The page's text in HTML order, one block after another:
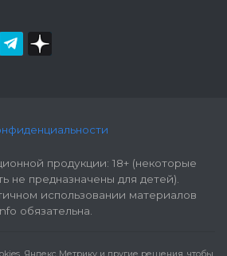
продукции: 18+ (некоторые
не предназначены для детей).
использовании материалов
обязательна.
Яндекс Метрику и другие решения, чтобы